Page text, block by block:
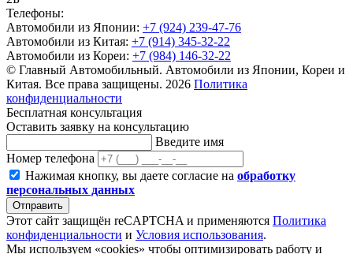
Телефоны:
Автомобили из Японии: +7 (924) 239-47-76
Автомобили из Китая: +7 (914) 345-32-22
Автомобили из Кореи: +7 (984) 146-32-22
© Главный Автомобильный. Автомобили из Японии, Кореи и
Китая. Все права защищены. 2026 Политика
конфиденциальности
Бесплатная консультация
Оставить заявку на консультацию
Введите имя
Номер телефона
Нажимая кнопку, вы даете согласие на обработку
персональных данных
Отправить
Этот сайт защищён reCAPTCHA и применяются Политика
конфиденциальности и Условия использования.
Мы используем «cookies» чтобы оптимизировать работу и